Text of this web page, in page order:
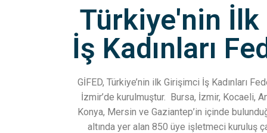
Türkiye'nin
İş Kadınları
GİFED, Türkiye’nin ilk Girişimci İş Kadınları
İzmir’de kurulmuştur. Bursa, İzmir, Kocaeli,
Konya, Mersin ve Gaziantep’in içinde
altında yer alan 850 üye işletmeci kuruluş